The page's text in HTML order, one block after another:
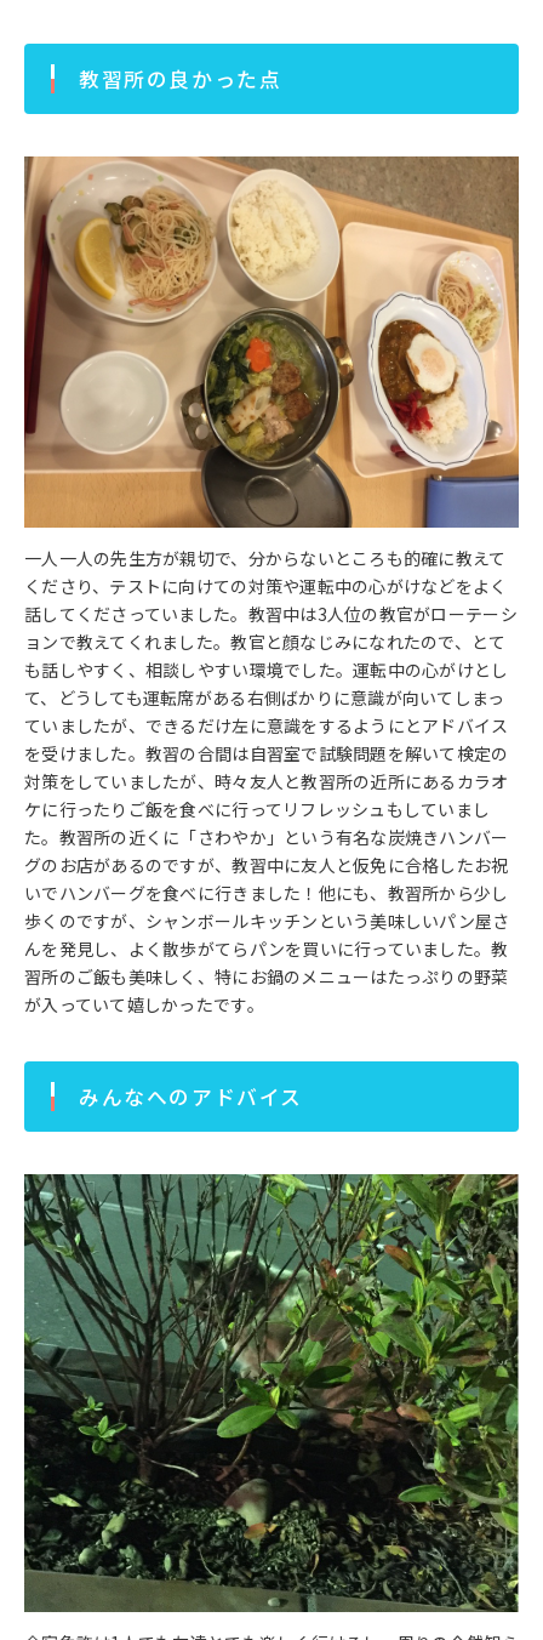
教習所の良かった点
一人一人の先生方が親切で、分からないところも的確に教えて
くださり、テストに向けての対策や運転中の心がけなどをよく
話してくださっていました。教習中は3人位の教官がローテーシ
ョンで教えてくれました。教官と顔なじみになれたので、とて
も話しやすく、相談しやすい環境でした。運転中の心がけとし
て、どうしても運転席がある右側ばかりに意識が向いてしまっ
ていましたが、できるだけ左に意識をするようにとアドバイス
を受けました。教習の合間は自習室で試験問題を解いて検定の
対策をしていましたが、時々友人と教習所の近所にあるカラオ
ケに行ったりご飯を食べに行ってリフレッシュもしていまし
た。教習所の近くに「さわやか」という有名な炭焼きハンバー
グのお店があるのですが、教習中に友人と仮免に合格したお祝
いでハンバーグを食べに行きました！他にも、教習所から少し
歩くのですが、シャンボールキッチンという美味しいパン屋さ
んを発見し、よく散歩がてらパンを買いに行っていました。教
習所のご飯も美味しく、特にお鍋のメニューはたっぷりの野菜
が入っていて嬉しかったです。
みんなへのアドバイス